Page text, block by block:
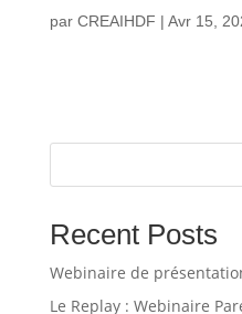
par CREAIHDF | Avr 15,
Recent Posts
Webinaire de
Le Replay : Webinaire